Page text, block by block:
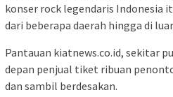
konser rock legendaris Indonesia
dari beberapa daerah hingga di
Pantauan kiatnews.co.id, sekitar
depan penjual tiket ribuan
dan sambil berdesakan.